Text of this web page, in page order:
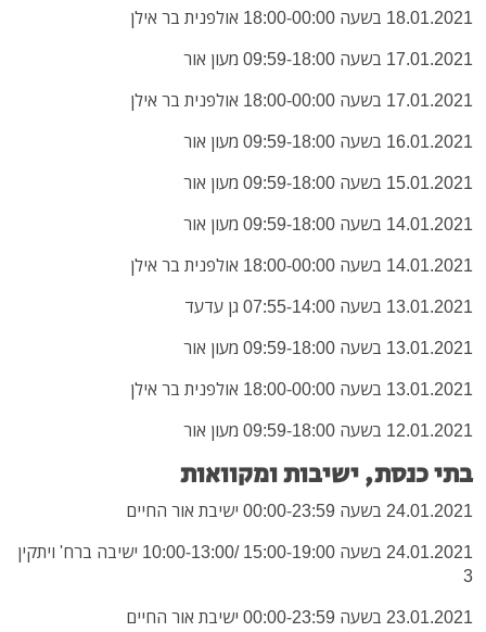
18.01.2021 בשעה 18:00-00:00 אולפנית בר אילן
17.01.2021 בשעה 09:59-18:00 מעון אור
17.01.2021 בשעה 18:00-00:00 אולפנית בר אילן
16.01.2021 בשעה 09:59-18:00 מעון אור
15.01.2021 בשעה 09:59-18:00 מעון אור
14.01.2021 בשעה 09:59-18:00 מעון אור
14.01.2021 בשעה 18:00-00:00 אולפנית בר אילן
13.01.2021 בשעה 07:55-14:00 גן עדעד
13.01.2021 בשעה 09:59-18:00 מעון אור
13.01.2021 בשעה 18:00-00:00 אולפנית בר אילן
12.01.2021 בשעה 09:59-18:00 מעון אור
בתי כנסת, ישיבות ומקוואות
24.01.2021 בשעה 00:00-23:59 ישיבת אור החיים
24.01.2021 בשעה 15:00-19:00 /10:00-13:00 ישיבה ברח' ויתקין
3
23.01.2021 בשעה 00:00-23:59 ישיבת אור החיים